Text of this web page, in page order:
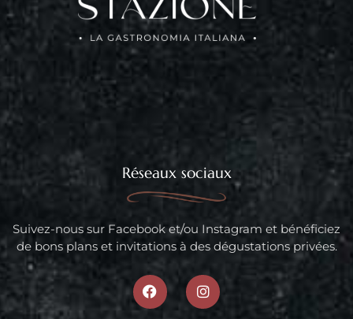
Réseaux sociaux
Suivez-nous sur Facebook et/ou Instagram et bénéficiez
de bons plans et invitations à des dégustations privées.